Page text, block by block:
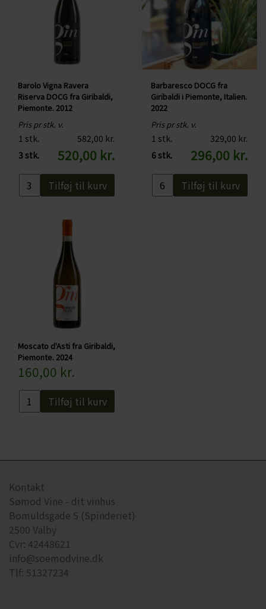
Barolo Vigna Ravera
Riserva DOCG fra Giribaldi,
Piemonte. 2012
Pris pr stk. v.
1 stk.
582,00 kr.
3 stk.
520,00 kr.
Tilføj til kurv
Barbaresco DOCG fra
Giribaldi i Piemonte, Italien.
2022
Pris pr stk. v.
1 stk.
329,00 kr.
6 stk.
296,00 kr.
Tilføj til kurv
Moscato d'Asti fra Giribaldi,
Piemonte. 2024
160,00 kr.
Tilføj til kurv
Kontakt
Sømod Vine - dit vinhus
Bomuldsgade 5 (Spinderiet)
2500 Valby
Cvr: 42448621
info@soemodvine.dk
Tlf: 51327234